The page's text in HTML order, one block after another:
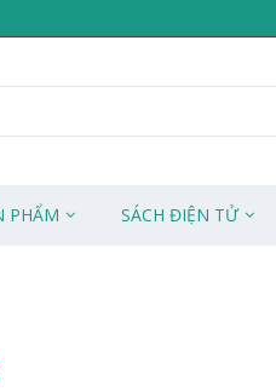
PHẨM SÁCH ĐIỆN TỬ